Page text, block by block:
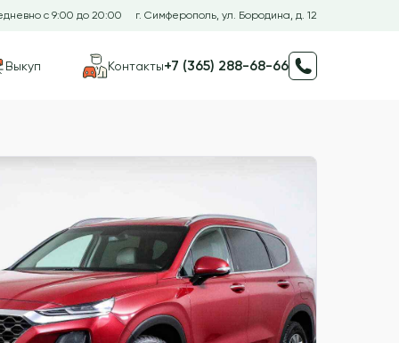
с 9:00 до 20:00 г. Симферополь, ул. Бородина, д. 12
Выкуп Контакты+7 (365) 288-68-66